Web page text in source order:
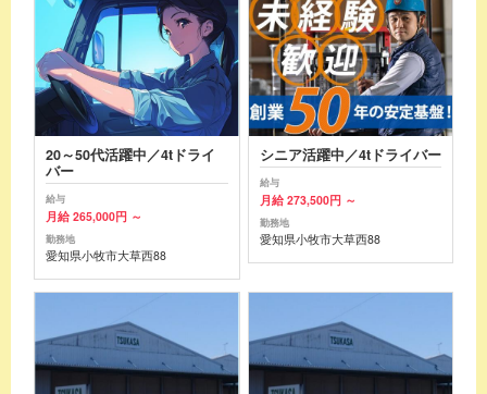
20～50代活躍中／4tドライ
バー
給与
月給 265,000円 ～
勤務地
愛知県小牧市大草西88
シニア活躍中／4tドライバー
給与
月給 273,500円 ～
勤務地
愛知県小牧市大草西88